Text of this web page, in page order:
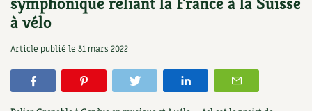
Verger, arbres
Petit élevage
Aménagement jardin
Offrir un abonnement
4 saisons
Potagères
Florales
Centre Terre vivante
Infos & conseils
à vélo
Article publié le 31 mars 2022
Don pour soutenir Terre vivante